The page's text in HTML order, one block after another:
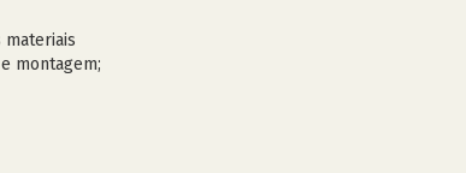
materiais
montagem;